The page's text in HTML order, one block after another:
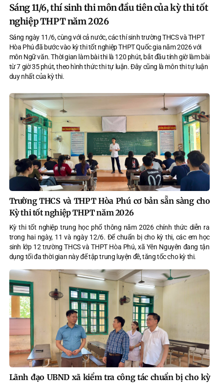
Sáng 11/6, thí sinh thi môn đầu tiên của kỳ thi tốt
nghiệp THPT năm 2026
Sáng ngày 11/6, cùng với cả nước, các thí sinh trường THCS và THPT
Hòa Phú đã bước vào kỳ thi tốt nghiệp THPT Quốc gia năm 2026 với
môn Ngữ văn. Thời gian làm bài thi là 120 phút, bắt đầu tính giờ làm bài
từ 7 giờ 35 phút, theo hình thức thi tự luận. Đây cũng là môn thi tự luận
duy nhất của kỳ thi.
Trường THCS và THPT Hòa Phú cơ bản sẵn sàng cho
Kỳ thi tốt nghiệp THPT năm 2026
Kỳ thi tốt nghiệp trung học phổ thông năm 2026 chính thức diễn ra
trong hai ngày, 11 và ngày 12/6. Để chuẩn bị cho kỳ thi, các em học
sinh lớp 12 trường THCS và THPT Hòa Phú, xã Yên Nguyên đang tận
dụng tối đa thời gian này để tập trung luyện đề, tăng tốc cho kỳ thi.
Lãnh đạo UBND xã kiểm tra công tác chuẩn bị cho kỳ